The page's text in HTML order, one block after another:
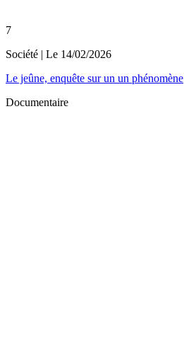
7
Société | Le 14/02/2026
Le jeûne, enquête sur un un phénomène
Documentaire